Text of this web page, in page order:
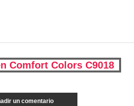
Comfort Colors C9018
un comentario